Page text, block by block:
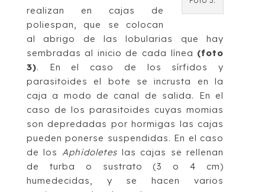
realizan en cajas de
poliespan, que se colocan
al abrigo de las lobularias que hay
sembradas al inicio de cada línea (foto
3). En el caso de los sírfidos y
parasitoides el bote se incrusta en la
caja a modo de canal de salida. En el
caso de los parasitoides cuyas momias
son depredadas por hormigas las cajas
pueden ponerse suspendidas. En el caso
de los Aphidoleteslas cajas se rellenan
de turba o sustrato (3 o 4 cm)
humedecidas, y se hacen varios